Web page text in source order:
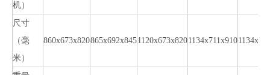
机）
尺寸
（毫
米）
860x673x820865x692x8451120x673x8201134x711x910